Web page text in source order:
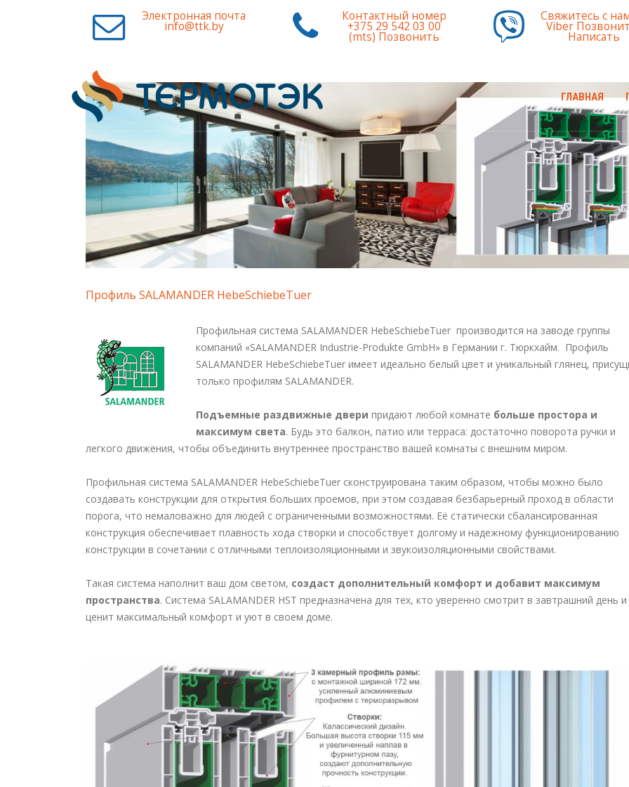
Электронная почта
info@ttk.by
Контактный номер
+375 29 542 03 00
(mts) Позвонить
Свяжитесь с
Viber
Написать
ГЛАВНАЯ
Профиль SALAMANDER HebeSchiebeTuer
Профильная система SALAMANDER HebeSchiebeTuer производится на заводе группы
компаний «SALAMANDER Industrie-Produkte GmbH» в Германии г. Тюркхайм. Профиль
SALAMANDER HebeSchiebeTuer имеет идеально белый цвет и уникальный глянец,
только профилям SALAMANDER.
Подъемные раздвижные двери придают любой комнате больше простора и
максимум света. Будь это балкон, патио или терраса: достаточно поворота ручки и
легкого движения, чтобы объединить внутреннее пространство вашей комнаты с внешним миром.
Профильная система SALAMANDER HebeSchiebeTuer сконструирована таким образом, чтобы можно было
создавать конструкции для открытия больших проемов, при этом создавая безбарьерный проход в области
порога, что немаловажно для людей с ограниченными возможностями. Её статически сбалансированная
конструкция обеспечивает плавность хода створки и способствует долгому и надежному функционированию
конструкции в сочетании с отличными теплоизоляционными и звукоизоляционными свойствами.
Такая система наполнит ваш дом светом, создаст дополнительный комфорт и добавит максимум
пространства. Система SALAMANDER HST предназначена для тех, кто уверенно смотрит в завтрашний день и
ценит максимальный комфорт и уют в своем доме.